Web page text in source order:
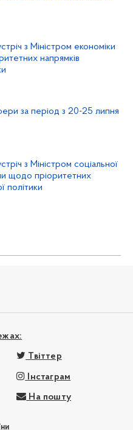
з Міністром економіки
напрямків
за період з 20-25 липня
з Міністром соціальної
щодо пріоритетних
політики
Твіттер
Інстаграм
На пошту